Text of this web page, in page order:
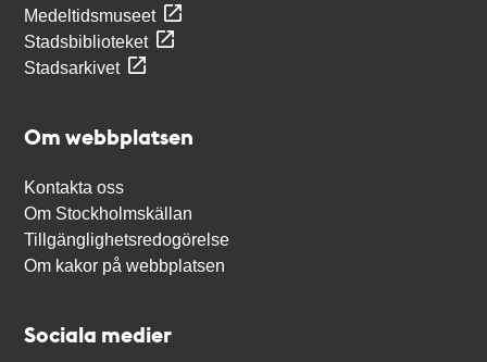
Medeltidsmuseet
Stadsbiblioteket
Stadsarkivet
Om webbplatsen
Kontakta oss
Om Stockholmskällan
Tillgänglighetsredogörelse
Om kakor på webbplatsen
Sociala medier